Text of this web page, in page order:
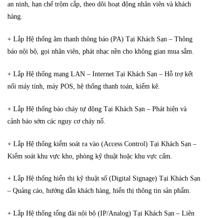
an ninh, hạn chế trộm cắp, theo dõi hoạt động nhân viên và khách
hàng.
+ Lắp Hệ thống âm thanh thông báo (PA) Tại Khách Sạn – Thông
báo nội bộ, gọi nhân viên, phát nhạc nền cho không gian mua sắm.
+ Lắp Hệ thống mạng LAN – Internet Tại Khách Sạn – Hỗ trợ kết
nối máy tính, máy POS, hệ thống thanh toán, kiểm kê.
+ Lắp Hệ thống báo cháy tự động Tại Khách Sạn – Phát hiện và
cảnh báo sớm các nguy cơ cháy nổ.
+ Lắp Hệ thống kiểm soát ra vào (Access Control) Tại Khách Sạn –
Kiểm soát khu vực kho, phòng kỹ thuật hoặc khu vực cấm.
+ Lắp Hệ thống hiển thị kỹ thuật số (Digital Signage) Tại Khách Sạn
– Quảng cáo, hướng dẫn khách hàng, hiển thị thông tin sản phẩm.
+ Lắp Hệ thống tổng đài nội bộ (IP/Analog) Tại Khách Sạn – Liên